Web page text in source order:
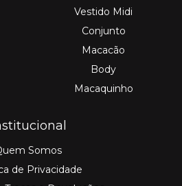
Vestido Midi
Conjunto
Macacão
Body
Macaquinho
Somos
de Privacidade